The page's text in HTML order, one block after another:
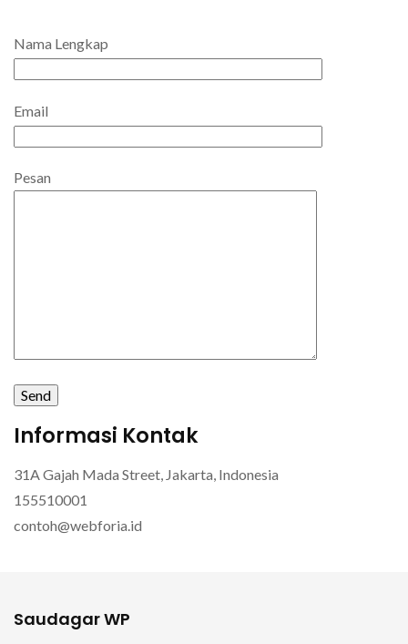
Nama Lengkap
Email
Pesan
Informasi Kontak
31A Gajah Mada Street, Jakarta, Indonesia
155510001
contoh@webforia.id
Saudagar WP